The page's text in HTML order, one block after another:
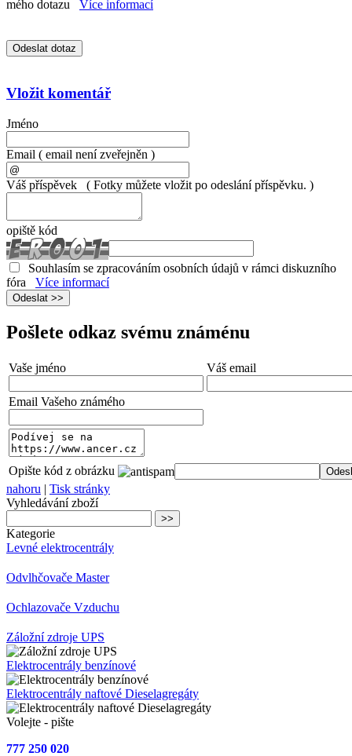
mého dotazu
Více informací
Vložit komentář
Jméno
Email ( email není zveřejněn )
Váš příspěvek ( Fotky můžete vložit po odeslání příspěvku. )
opiště kód
Souhlasím se zpracováním osobních údajů v rámci diskuzního
fóra
Více informací
Pošlete odkaz svému známénu
Vaše jméno Váš email
Email Vašeho známého
Opište kód z obrázku
nahoru | Tisk stránky
Vyhledávání zboží
Kategorie
Levné elektrocentrály
Odvlhčovače Master
Ochlazovače Vzduchu
Záložní zdroje UPS
Elektrocentrály benzínové
Elektrocentrály naftové Dieselagregáty
Volejte - pište
777 250 020